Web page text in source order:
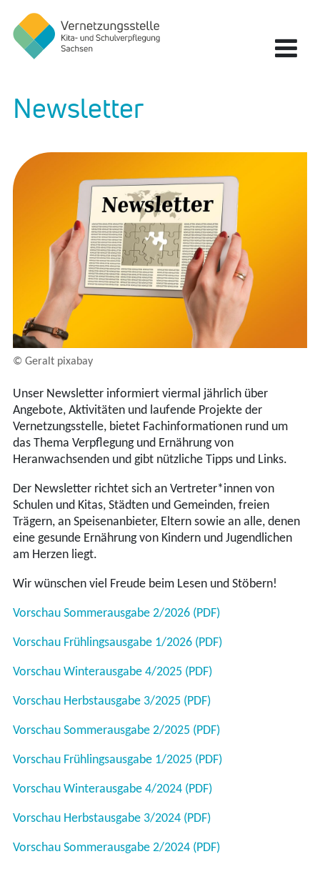
Newsletter
© Geralt pixabay
Unser Newsletter informiert viermal jährlich über
Angebote, Aktivitäten und laufende Projekte der
Vernetzungsstelle, bietet Fachinformationen rund um
das Thema Verpflegung und Ernährung von
Heranwachsenden und gibt nützliche Tipps und Links.
Der Newsletter richtet sich an Vertreter*innen von
Schulen und Kitas, Städten und Gemeinden, freien
Trägern, an Speisenanbieter, Eltern sowie an alle, denen
eine gesunde Ernährung von Kindern und Jugendlichen
am Herzen liegt.
Wir wünschen viel Freude beim Lesen und Stöbern!
Vorschau Sommerausgabe 2/2026 (PDF)
Vorschau Frühlingsausgabe 1/2026 (PDF)
Vorschau Winterausgabe 4/2025 (PDF)
Vorschau Herbstausgabe 3/2025 (PDF)
Vorschau Sommerausgabe 2/2025 (PDF)
Vorschau Frühlingsausgabe 1/2025 (PDF)
Vorschau Winterausgabe 4/2024 (PDF)
Vorschau Herbstausgabe 3/2024 (PDF)
Vorschau Sommerausgabe 2/2024 (PDF)